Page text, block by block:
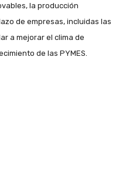
la producción
de empresas, incluidas las
a mejorar el clima de
de las PYMES.